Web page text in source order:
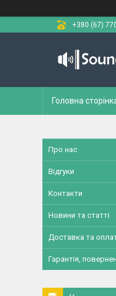
+380 (67)
Головна
Про нас
Відгуки
Контакти
Новини та статті
Доставка та
Гарантія,